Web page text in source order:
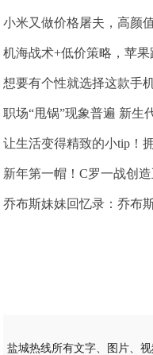
小米又做价格屠夫，高颜
机海战术+低价策略，苹
想要有个性就选择这款手
职场“甩锅”现象普遍 新生
让生活变得精致的小tip！
新年第一帽！C罗一战创
乔布斯妹妹回忆录：乔布
盐城热线所有文字、图片、